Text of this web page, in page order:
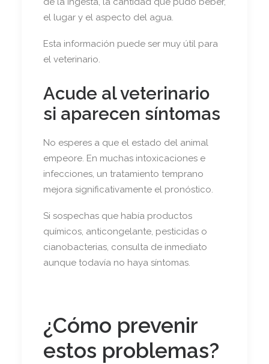
el lugar y el aspecto del agua.
Esta información puede ser muy útil para
el veterinario.
Acude al veterinario
si aparecen síntomas
No esperes a que el estado del animal
empeore. En muchas intoxicaciones e
infecciones, un tratamiento temprano
mejora significativamente el pronóstico.
Si sospechas que había productos
químicos, anticongelante, pesticidas o
cianobacterias, consulta de inmediato
aunque todavía no haya síntomas.
¿Cómo prevenir
estos problemas?